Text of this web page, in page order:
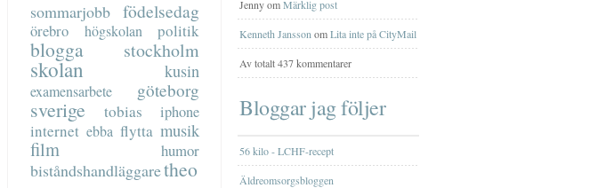
sommarjobb födelsedag
örebro högskolan politik
blogga stockholm
skolan kusin
examensarbete göteborg
sverige tobias iphone
internet ebba flytta musik
film humor
biståndshandläggaretheo
Jenny omMärklig post
Kenneth Jansson omLita inte på CityMail
Av totalt 437 kommentarer
Bloggar jag följer
56 kilo - LCHF-recept
Äldreomsorgsbloggen